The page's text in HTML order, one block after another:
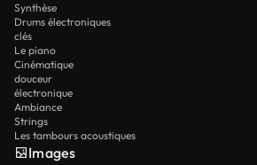
Synthèse
Drums électroniques
clés
Le piano
Cinématique
douceur
électronique
Ambiance
Strings
Les tambours acoustiques
Images